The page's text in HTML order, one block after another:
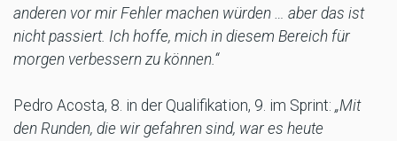
anderen vor mir Fehler machen würden … aber das ist
nicht passiert. Ich hoffe, mich in diesem Bereich für
morgen verbessern zu können.“
Pedro Acosta, 8. in der Qualifikation, 9. im Sprint: „Mit
den Runden, die wir gefahren sind, war es heute